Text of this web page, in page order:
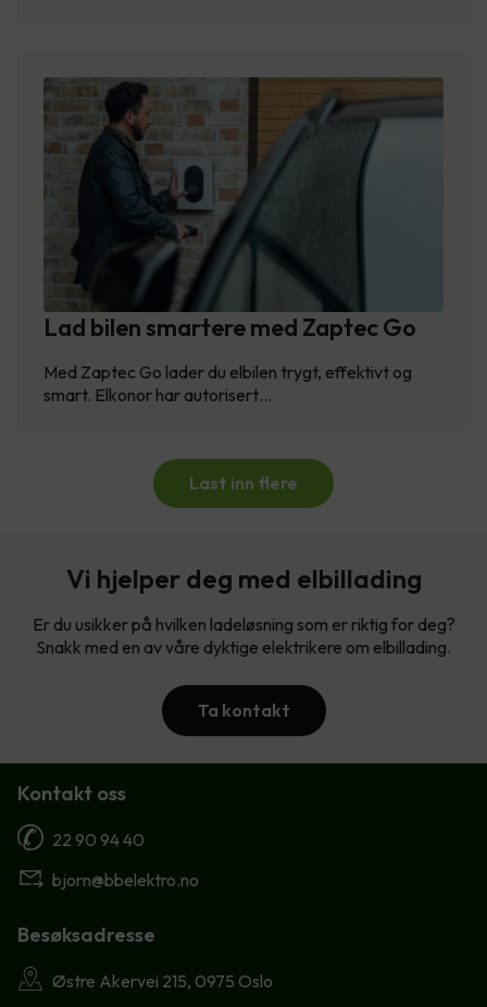
Lad bilen smartere med Zaptec Go
Med Zaptec Go lader du elbilen trygt, effektivt og
smart. Elkonor har autorisert…
Last inn flere
Vi hjelper deg med elbillading
Er du usikker på hvilken ladeløsning som er riktig for deg?
Snakk med en av våre dyktige elektrikere om elbillading.
Ta kontakt
Kontakt oss
22 90 94 40
bjorn@bbelektro.no
Besøksadresse
Østre Akervei 215, 0975 Oslo